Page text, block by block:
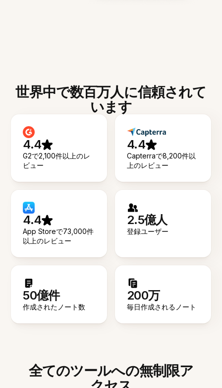
世界中で数百万人に信頼されて
います
4.4
G2で2,100件以上のレ
ビュー
4.4
Capterraで8,200件以
上のレビュー
4.4
App Storeで73,000件
以上のレビュー
2.5億人
登録ユーザー
50億件
作成されたノート数
200万
毎日作成されるノート
全てのツールへの無制限ア